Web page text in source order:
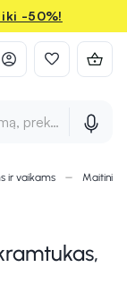
iki -50%!
prekės ženklą ir
ir vaikams